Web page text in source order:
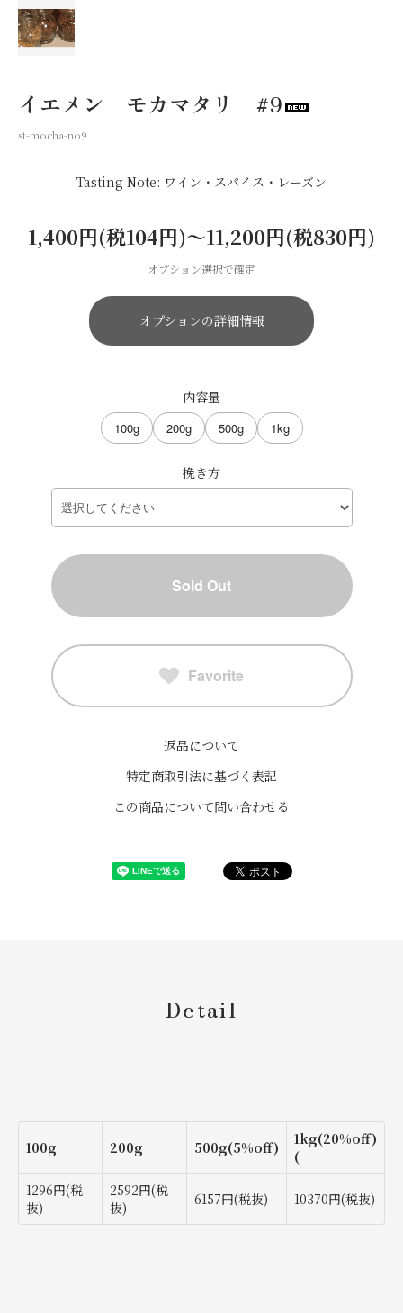
イエメン モカマタリ #9
st-mocha-no9
Tasting Note: ワイン・スパイス・レーズン
1,400円(税104円)〜11,200円(税830円)
オプション選択で確定
オプションの詳細情報
内容量
100g 200g 500g 1kg
挽き方
Sold Out
Favorite
返品について
特定商取引法に基づく表記
この商品について問い合わせる
Detail
100g 200g 500g(5%off)
1kg(20%off)
(
1296円(税
抜)
2592円(税
抜)
6157円(税抜) 10370円(税抜)